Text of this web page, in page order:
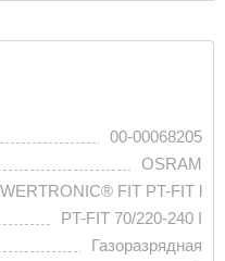
00-00068205
OSRAM
FIT PT-FIT l
PT-FIT 70/220-240 I
Газоразрядная